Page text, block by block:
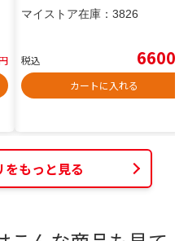
マイストア在庫： 3826
税込 6600
カートに入れる
をもっと見る